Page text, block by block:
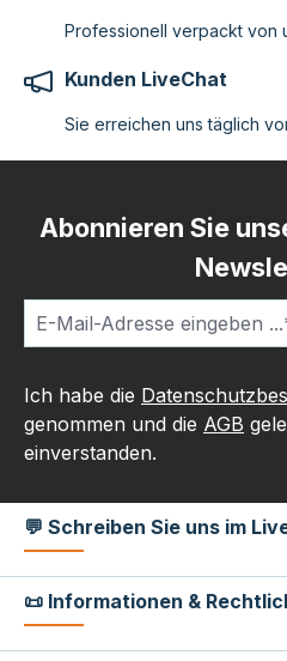
Professionell verpackt von
Kunden LiveChat
Sie erreichen uns täglich
Abonnieren Sie
Ich habe die
genommen und die AGB
einverstanden.
💬 Schreiben Sie uns im
📜 Informationen &